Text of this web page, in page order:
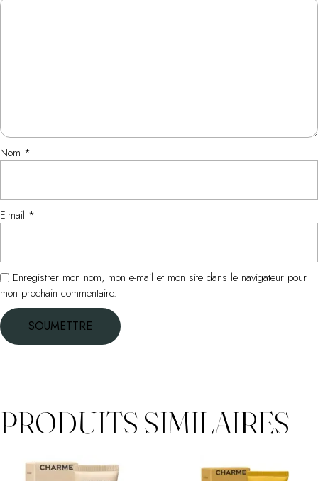
Nom *
E-mail *
Enregistrer mon nom, mon e-mail et mon site dans le navigateur pour
mon prochain commentaire.
PRODUITS SIMILAIRES